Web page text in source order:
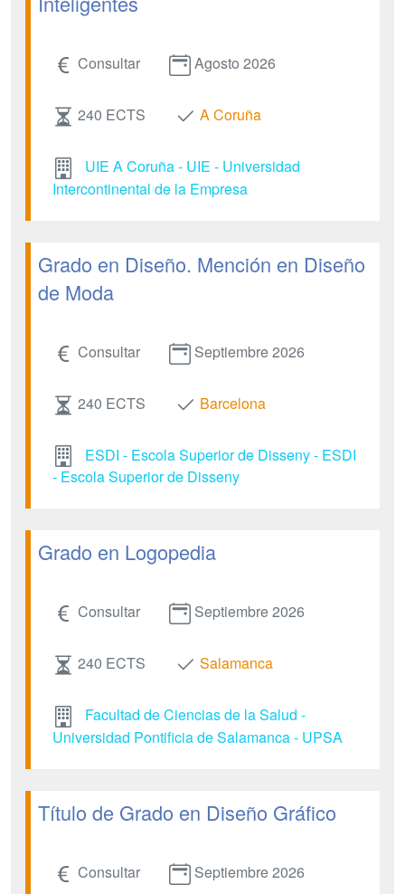
Consultar Agosto 2026
240 ECTS A Coruña
UIE A Coruña - UIE - Universidad
Intercontinental de la Empresa
Grado en Diseño. Mención en Diseño
de Moda
Consultar Septiembre 2026
240 ECTS Barcelona
ESDI - Escola Superior de Disseny - ESDI
- Escola Superior de Disseny
Grado en Logopedia
Consultar Septiembre 2026
240 ECTS Salamanca
Facultad de Ciencias de la Salud -
Universidad Pontificia de Salamanca - UPSA
Título de Grado en Diseño Gráfico
Consultar Septiembre 2026